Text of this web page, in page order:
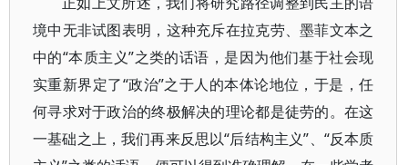
境中无非试图表明，这种充斥在拉克劳、墨菲文本之
中的“本质主义”之类的话语，是因为他们基于社会现
实重新界定了“政治”之于人的本体论地位，于是，任
何寻求对于政治的终极解决的理论都是徒劳的。在这
一基础之上，我们再来反思以“后结构主义”、“反本质